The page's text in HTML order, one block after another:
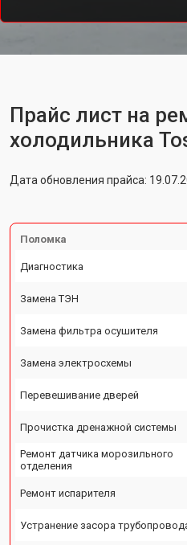
Прайс лист на
холодильника
Дата обновления прайса:
Поломка
Диагностика
Замена ТЭН
Замена фильтра осушителя
Замена электросхемы
Перевешивание дверей
Прочистка дренажной системы
Ремонт датчика морозильного
отделения
Ремонт испарителя
Устранение засора